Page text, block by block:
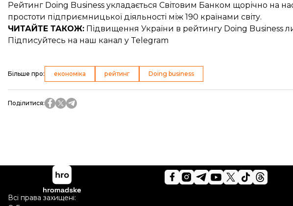
Рейтинг Doing Business укладається Світовим Банком щорічно на
простоти підприємницької діяльності між 190 країнами світу.
ЧИТАЙТЕ ТАКОЖ: Підвищення України в рейтингу Doing Business
Підписуйтесь на наш канал у Telegram
Більше про: економіка рейтинг Doing business
Поділитися:
Всі права захищені: